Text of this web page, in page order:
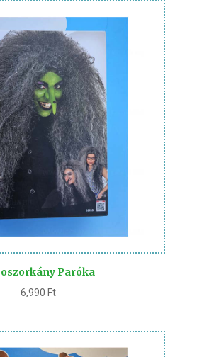
Paróka
6,990 Ft